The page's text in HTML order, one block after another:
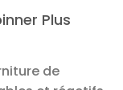
Plus
de